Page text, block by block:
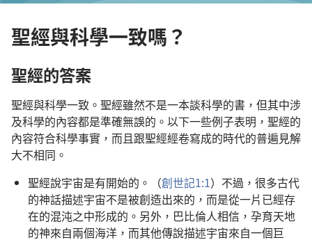
聖經與科學一致嗎？
聖經的答案
聖經與科學一致。聖經雖然不是一本談科學的書，但其中涉
及科學的內容都是準確無誤的。以下一些例子表明，聖經的
內容符合科學事實，而且跟聖經經卷寫成的時代的普遍見解
大不相同。
聖經說宇宙是有開始的。（創世記1:1）不過，很多古代
的神話描述宇宙不是被創造出來的，而是從一片已經存
在的混沌之中形成的。另外，巴比倫人相信，孕育天地
的神來自兩個海洋，而其他傳說描述宇宙來自一個巨